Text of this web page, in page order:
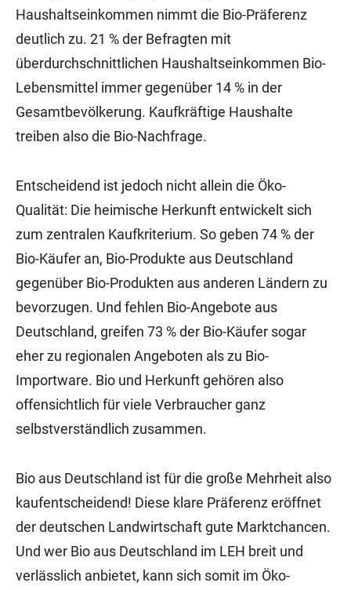
Haushaltseinkommen nimmt die Bio-Präferenz
deutlich zu. 21 % der Befragten mit
überdurchschnittlichen Haushaltseinkommen Bio-
Lebensmittel immer gegenüber 14 % in der
Gesamtbevölkerung. Kaufkräftige Haushalte
treiben also die Bio-Nachfrage.
Entscheidend ist jedoch nicht allein die Öko-
Qualität: Die heimische Herkunft entwickelt sich
zum zentralen Kaufkriterium. So geben 74 % der
Bio-Käufer an, Bio-Produkte aus Deutschland
gegenüber Bio-Produkten aus anderen Ländern zu
bevorzugen. Und fehlen Bio-Angebote aus
Deutschland, greifen 73 % der Bio-Käufer sogar
eher zu regionalen Angeboten als zu Bio-
Importware. Bio und Herkunft gehören also
offensichtlich für viele Verbraucher ganz
selbstverständlich zusammen.
Bio aus Deutschland ist für die große Mehrheit also
kaufentscheidend! Diese klare Präferenz eröffnet
der deutschen Landwirtschaft gute Marktchancen.
Und wer Bio aus Deutschland im LEH breit und
verlässlich anbietet, kann sich somit im Öko-